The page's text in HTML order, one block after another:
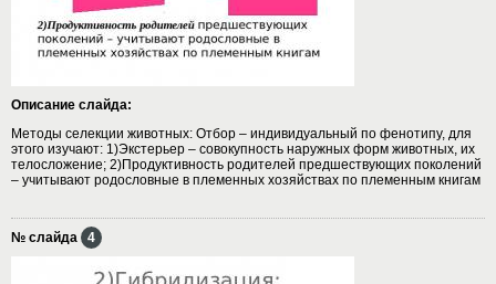
Описание слайда:
Методы селекции животных: Отбор – индивидуальный по фенотипу, для
этого изучают: 1)Экстерьер – совокупность наружных форм животных, их
телосложение; 2)Продуктивность родителей предшествующих поколений
– учитывают родословные в племенных хозяйствах по племенным книгам
№ слайда 4